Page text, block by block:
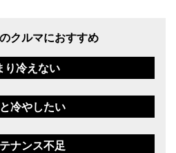
クルマにおすすめ
り冷えない
冷やしたい
ナンス不足